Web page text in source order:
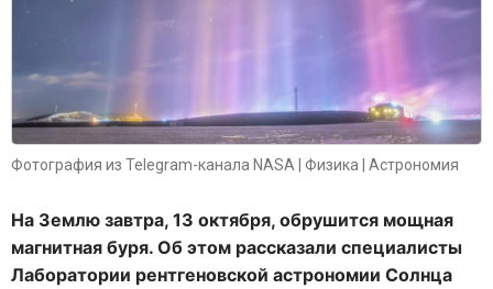
Фотография из Telegram-канала NASA | Физика | Астрономия
На Землю завтра, 13 октября, обрушится мощная
магнитная буря. Об этом рассказали специалисты
Лаборатории рентгеновской астрономии Солнца